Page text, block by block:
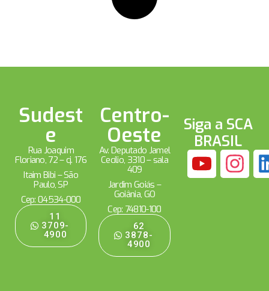
Sudest
e
Rua Joaquim
Floriano, 72 – cj. 176
Itaim Bibi – São
Paulo, SP
Cep: 04534-000
11
3709-
4900
Centro-
Oeste
Av. Deputado Jamel
Cecílio, 3310 – sala
409
Jardim Goiás –
Goiânia, GO
Cep: 74810-100
62
3878-
4900
Siga a SCA
BRASIL